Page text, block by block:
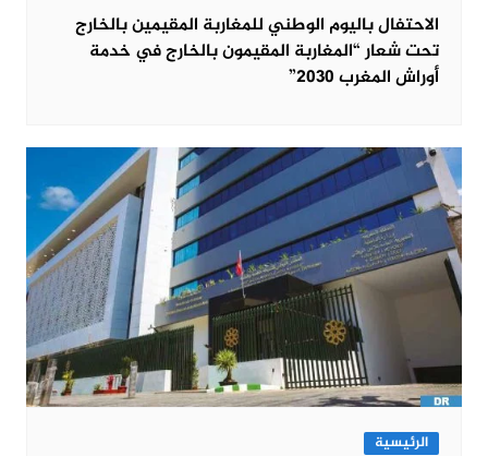
الاحتفال باليوم الوطني للمغاربة المقيمين بالخارج
تحت شعار “المغاربة المقيمون بالخارج في خدمة
أوراش المغرب 2030”
الرئيسية